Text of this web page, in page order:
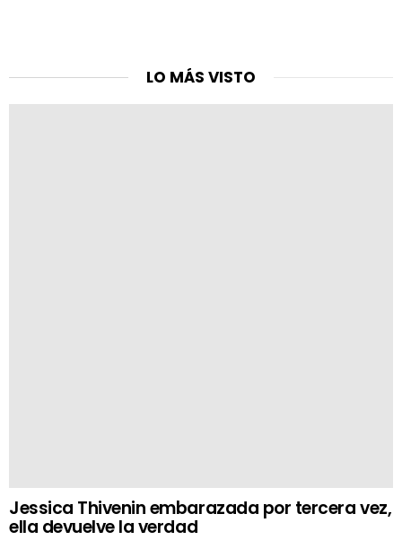
LO MÁS VISTO
Jessica Thivenin embarazada por tercera vez,
ella devuelve la verdad